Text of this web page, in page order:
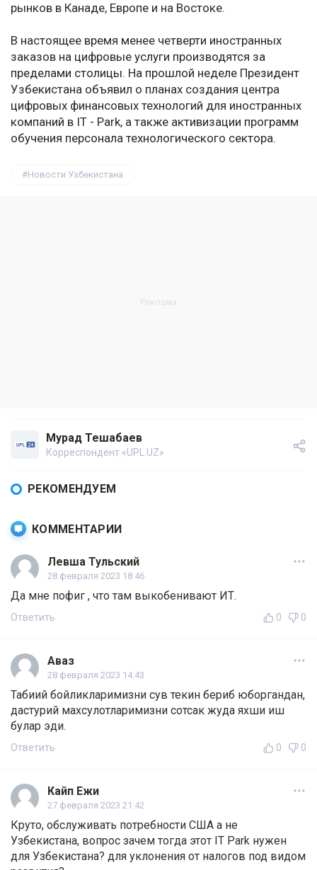
рынков в Канаде, Европе и на Востоке.
В настоящее время менее четверти иностранных
заказов на цифровые услуги производятся за
пределами столицы. На прошлой неделе Президент
Узбекистана объявил о планах создания центра
цифровых финансовых технологий для иностранных
компаний в IT - Park, а также активизации программ
обучения персонала технологического сектора.
Новости Узбекистана
Мурад Тешабаев
Корреспондент «UPL.UZ»
РЕКОМЕНДУЕМ
КОММЕНТАРИИ
Левша Тульский
28 февраля 2023 18:46
Да мне пофиг , что там выкобенивают ИТ.
Ответить 0 0
Аваз
28 февраля 2023 14:43
Табиий бойликларимизни сув текин бериб юборгандан,
дастурий махсулотларимизни сотсак жуда яхши иш
булар эди.
Ответить 0 0
Кайп Ежи
27 февраля 2023 21:42
Круто, обслуживать потребности США а не
Узбекистана, вопрос зачем тогда этот IT Park нужен
для Узбекистана? для уклонения от налогов под видом